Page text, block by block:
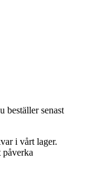
beställer senast
i vårt lager.